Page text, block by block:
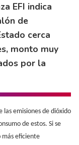
EFI indica
de
cerca
monto muy
por la
las emisiones de dióxido
de estos. Si se
más eficiente